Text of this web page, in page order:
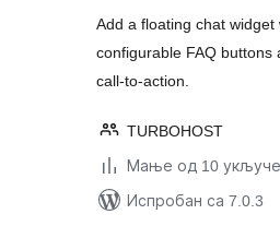
Add a floating chat widget
configurable FAQ buttons
call-to-action.
TURBOHOST
Мање од 10
Испробан са 7.0.3